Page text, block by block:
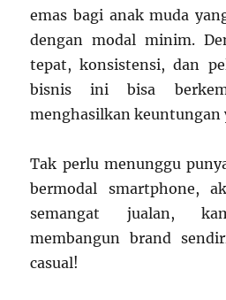
emas bagi anak muda
dengan modal minim.
tepat, konsistensi, dan
bisnis ini bisa
menghasilkan keuntungan
Tak perlu menunggu
bermodal smartphone,
semangat jualan,
membangun brand
casual!